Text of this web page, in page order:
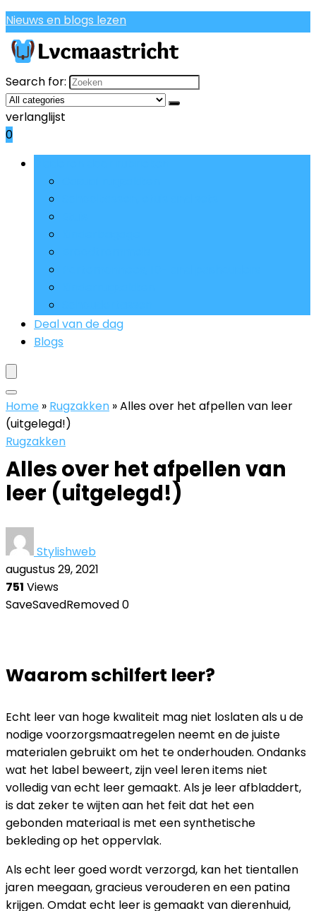
Nieuws en blogs lezen
Search for:
verlanglijst
0
Deal van de dag
Blogs
Home » Rugzakken »Alles over het afpellen van leer
(uitgelegd!)
Rugzakken
Alles over het afpellen van
leer (uitgelegd!)
Stylishweb
augustus 29, 2021
751 Views
SaveSavedRemoved0
Waarom schilfert leer?
Echt leer van hoge kwaliteit mag niet loslaten als u de
nodige voorzorgsmaatregelen neemt en de juiste
materialen gebruikt om het te onderhouden. Ondanks
wat het label beweert, zijn veel leren items niet
volledig van echt leer gemaakt. Als je leer afbladdert,
is dat zeker te wijten aan het feit dat het een
gebonden materiaal is met een synthetische
bekleding op het oppervlak.
Als echt leer goed wordt verzorgd, kan het tientallen
jaren meegaan, gracieus verouderen en een patina
krijgen. Omdat echt leer is gemaakt van dierenhuid,